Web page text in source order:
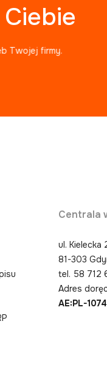
Twojej firmy.
Centrala
ul. Kielecka
81-303
tel. 58 712
Adres
AE:PL-